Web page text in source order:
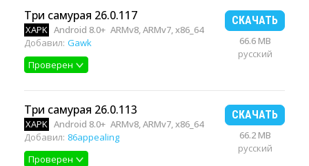
Три самурая 26.0.117
XAPK Android 8.0+ ARMv8, ARMv7, x86_64
Добавил: Gawk
Проверен
СКАЧАТЬ
66.6 MB
русский
Три самурая 26.0.113
XAPK Android 8.0+ ARMv8, ARMv7, x86_64
Добавил: 86appealing
Проверен
СКАЧАТЬ
66.2 MB
русский